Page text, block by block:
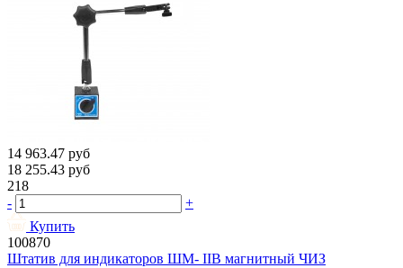
14 963.47 руб
18 255.43 руб
218
-
+
Купить
100870
Штатив для индикаторов ШМ- IIВ магнитный ЧИЗ